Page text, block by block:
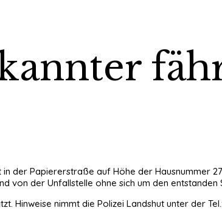
in der Papiererstraße auf Höhe der Hausnummer
von der Unfallstelle ohne sich um den entstanden
nimmt die Polizei Landshut unter der